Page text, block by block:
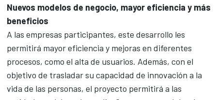
Nuevos modelos de negocio, mayor eficiencia y más
beneficios
A las empresas participantes, este desarrollo les
permitirá mayor eficiencia y mejoras en diferentes
procesos, como el alta de usuarios. Además, con el
objetivo de trasladar su capacidad de innovación a la
vida de las personas, el proyecto permitirá a las